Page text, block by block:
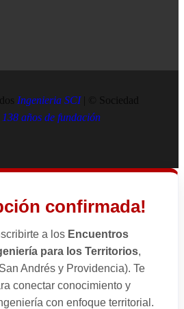
Ingenieria SCI
| © Sociedad
138 años de fundación
confirmada!
a los Encuentros
para los Territorios,
Andrés y Providencia). Te
conectar conocimiento y
con enfoque territorial.